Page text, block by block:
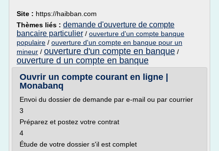
Site : https://haibban.com
Thèmes liés : demande d'ouverture de compte
bancaire particulier / ouverture d'un compte banque
populaire / ouverture d'un compte en banque pour un
mineur / ouverture d'un compte en banque /
ouverture d un compte en banque
Ouvrir un compte courant en ligne |
Monabanq
Envoi du dossier de demande par e-mail ou par courrier
3
Préparez et postez votre contrat
4
Étude de votre dossier s'il est complet